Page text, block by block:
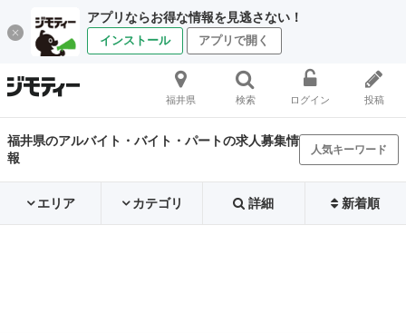
アプリならお得な情報を見逃さない！
インストール アプリで開く
福井県 検索 ログイン 投稿
福井県のアルバイト・バイト・パートの求人募集情
報
人気キーワード
エリア カテゴリ 詳細 新着順